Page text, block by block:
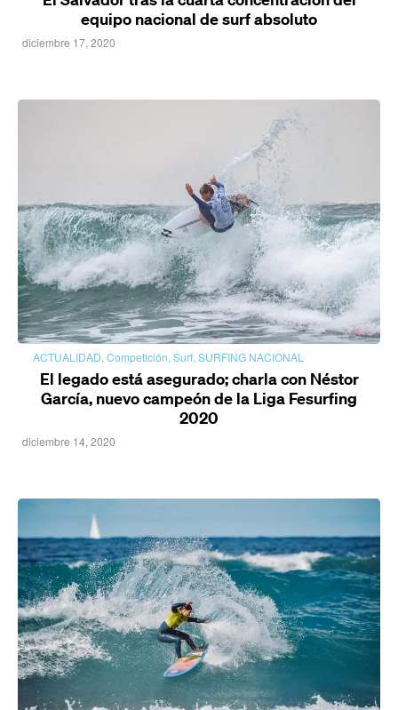
equipo nacional de surf absoluto
diciembre 17, 2020
ACTUALIDAD, Competición, Surf, SURFING NACIONAL
El legado está asegurado; charla con Néstor
García, nuevo campeón de la Liga Fesurfing
2020
diciembre 14, 2020